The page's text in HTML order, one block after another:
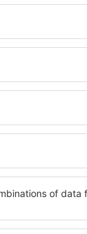
–
varietate de
elementele cheie
bune hoteluri din
și o gamă
standarde
principalele
și pot
corespundă
standarde ȋnalte
spa și
cazare în Kobe
aflate în
companii care